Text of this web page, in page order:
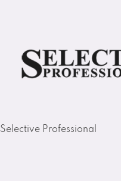
Selective Professional